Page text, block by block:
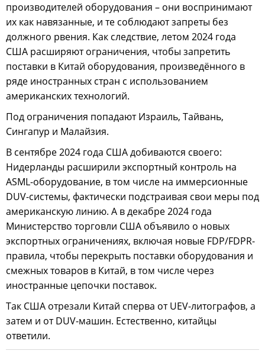
производителей оборудования – они воспринимают
их как навязанные, и те соблюдают запреты без
должного рвения. Как следствие, летом 2024 года
США расширяют ограничения, чтобы запретить
поставки в Китай оборудования, произведённого в
ряде иностранных стран с использованием
американских технологий.
Под ограничения попадают Израиль, Тайвань,
Сингапур и Малайзия.
В сентябре 2024 года США добиваются своего:
Нидерланды расширили экспортный контроль на
ASML-оборудование, в том числе на иммерсионные
DUV-системы, фактически подстраивая свои меры под
американскую линию. А в декабре 2024 года
Министерство торговли США объявило о новых
экспортных ограничениях, включая новые FDP/FDPR-
правила, чтобы перекрыть поставки оборудования и
смежных товаров в Китай, в том числе через
иностранные цепочки поставок.
Так США отрезали Китай сперва от UEV-литографов, а
затем и от DUV-машин. Естественно, китайцы
ответили.